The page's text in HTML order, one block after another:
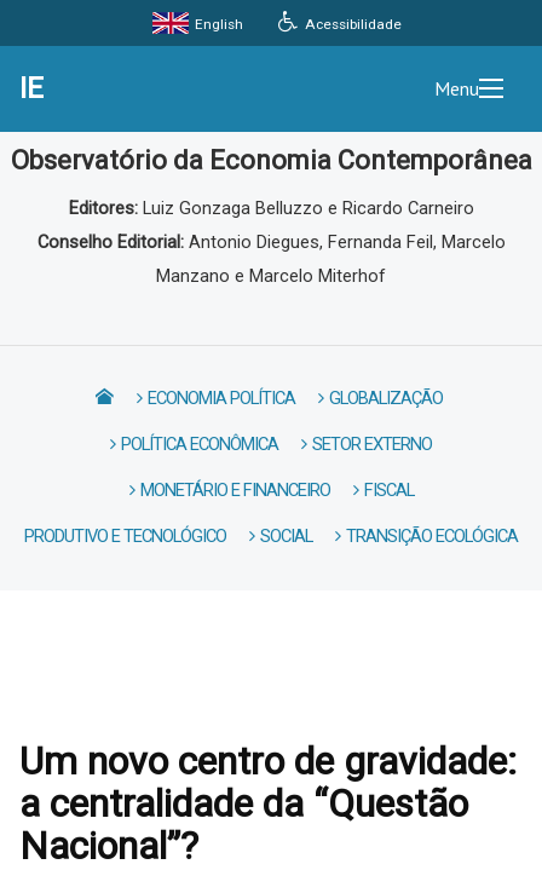
Acessibilidade
English
IE Menu
Observatório da Economia Contemporânea
Editores: Luiz Gonzaga Belluzzo e Ricardo Carneiro
Conselho Editorial: Antonio Diegues, Fernanda Feil, Marcelo
Manzano e Marcelo Miterhof
ECONOMIA POLÍTICA GLOBALIZAÇÃO
POLÍTICA ECONÔMICA SETOR EXTERNO
MONETÁRIO E FINANCEIRO FISCAL
PRODUTIVO E TECNOLÓGICO SOCIAL TRANSIÇÃO ECOLÓGICA
Um novo centro de gravidade:
a centralidade da “Questão
Nacional”?